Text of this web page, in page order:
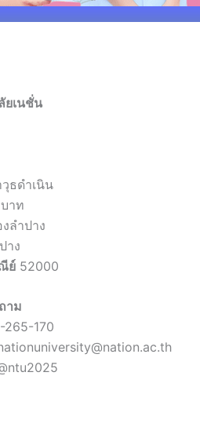
ยเนชั่น
ธดำเนิน
าท
งลำปาง
าง
ย์ 52000
าม
265-170